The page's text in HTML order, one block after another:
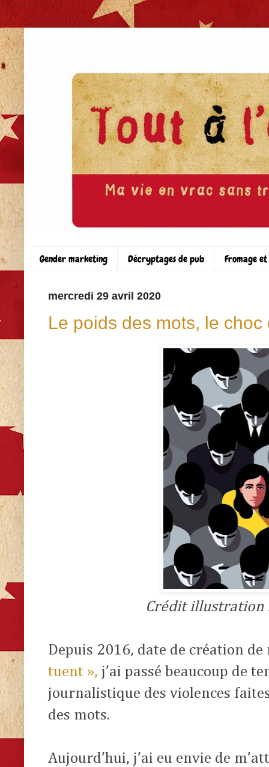
>
Gender marketing Décryptages de pub Fromage
mercredi 29 avril 2020
Le poids des mots, le choc
Crédit illustration
Depuis 2016, date de création
tuent », j’ai passé beaucoup de
journalistique des violences
des mots.
Aujourd’hui, j’ai eu envie de